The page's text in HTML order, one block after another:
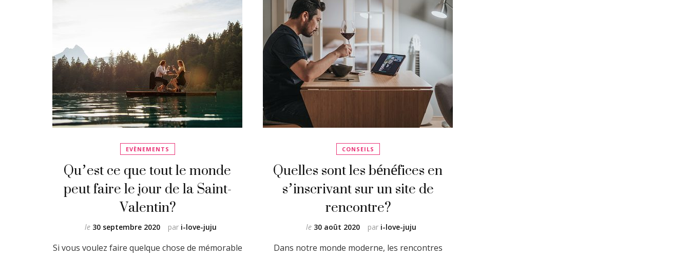
EVÈNEMENTS
Qu’est ce que tout le monde
peut faire le jour de la Saint-
Valentin?
par i-love-juju
le 30 septembre 2020
Si vous voulez faire quelque chose de mémorable
CONSEILS
Quelles sont les bénéfices en
s’inscrivant sur un site de
rencontre?
par i-love-juju
le 30 août 2020
Dans notre monde moderne, les rencontres